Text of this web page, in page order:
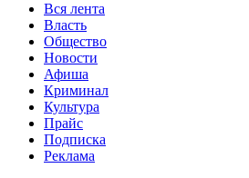
Вся лента
Власть
Общество
Новости
Афиша
Криминал
Культура
Прайс
Подписка
Реклама